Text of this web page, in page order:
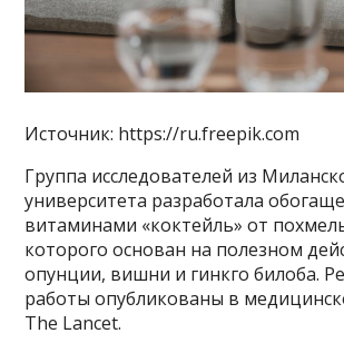
Источник: https://ru.freepik.com
Группа исследователей из
университета разработала
витаминами «коктейль» от
которого основан на полезном
опунции, вишни и гинкго билоба.
работы опубликованы в
The Lancet.